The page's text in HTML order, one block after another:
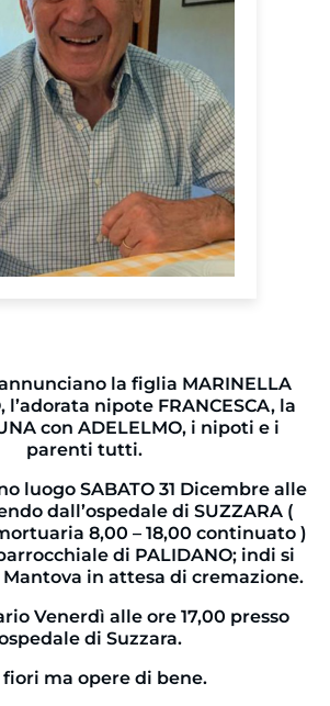
la figlia MARINELLA
l’adorata nipote FRANCESCA, la
con ADELELMO, i nipoti e i
parenti tutti.
luogo SABATO 31 Dicembre alle
dall’ospedale di SUZZARA (
8,00 – 18,00 continuato )
di PALIDANO; indi si
in attesa di cremazione.
Venerdì alle ore 17,00 presso
di Suzzara.
fiori ma opere di bene.